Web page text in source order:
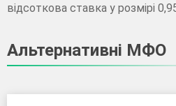
відсоткова ставка у розмірі
Альтернативні МФО